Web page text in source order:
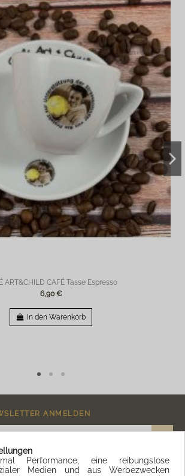
ART&CHILD CAFÉ Tasse Espresso
6,90 €
In den Warenkorb
ANMELDEN
Geschäftsbedingungen und die Datenschutzrichtlinie
Performance, eine reibungslose
Medien und aus Werbezwecken